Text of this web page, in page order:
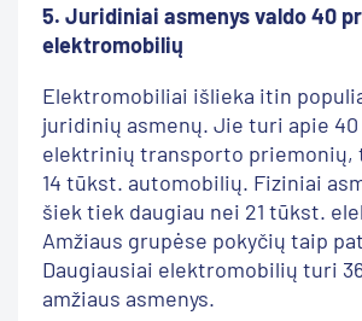
5. Juridiniai asmenys valdo 40
elektromobilių
Elektromobiliai išlieka itin
juridinių asmenų. Jie turi apie
elektrinių transporto priemonių,
14 tūkst. automobilių. Fiziniai
šiek tiek daugiau nei 21 tūkst.
Amžiaus grupėse pokyčių taip
Daugiausiai elektromobilių turi
amžiaus asmenys.